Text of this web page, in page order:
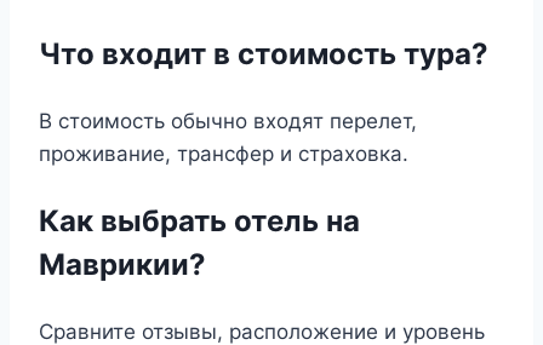
Что входит в стоимость тура?
В стоимость обычно входят перелет,
проживание, трансфер и страховка.
Как выбрать отель на
Маврикии?
Сравните отзывы, расположение и уровень